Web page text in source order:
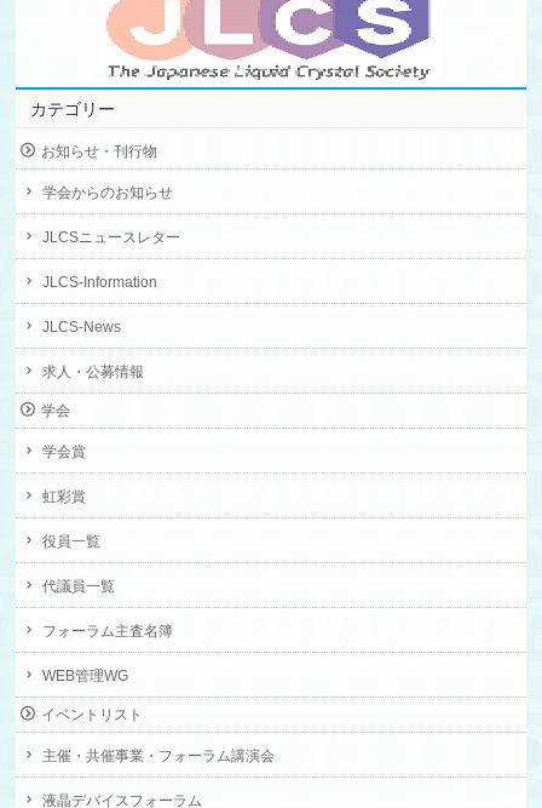
カテゴリー
お知らせ・刊行物
学会からのお知らせ
JLCSニュースレター
JLCS-Information
JLCS-News
求人・公募情報
学会
学会賞
虹彩賞
役員一覧
代議員一覧
フォーラム主査名簿
WEB管理WG
イベントリスト
主催・共催事業・フォーラム講演会
液晶デバイスフォーラム